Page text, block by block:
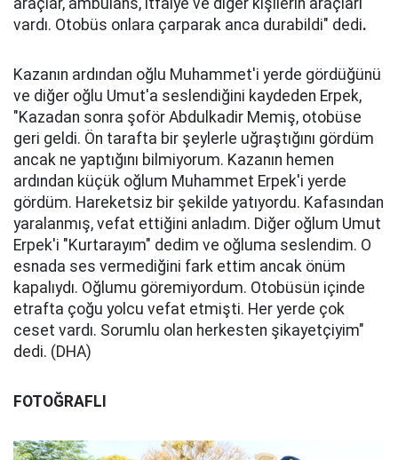
araçlar, ambulans, itfaiye ve diğer kişilerin araçları
vardı. Otobüs onlara çarparak anca durabildi" dedi.
Kazanın ardından oğlu Muhammet'i yerde gördüğünü
ve diğer oğlu Umut'a seslendiğini kaydeden Erpek,
"Kazadan sonra şoför Abdulkadir Memiş, otobüse
geri geldi. Ön tarafta bir şeylerle uğraştığını gördüm
ancak ne yaptığını bilmiyorum. Kazanın hemen
ardından küçük oğlum Muhammet Erpek'i yerde
gördüm. Hareketsiz bir şekilde yatıyordu. Kafasından
yaralanmış, vefat ettiğini anladım. Diğer oğlum Umut
Erpek'i "Kurtarayım" dedim ve oğluma seslendim. O
esnada ses vermediğini fark ettim ancak önüm
kapalıydı. Oğlumu göremiyordum. Otobüsün içinde
etrafta çoğu yolcu vefat etmişti. Her yerde çok
ceset vardı. Sorumlu olan herkesten şikayetçiyim"
dedi. (DHA)
FOTOĞRAFLI